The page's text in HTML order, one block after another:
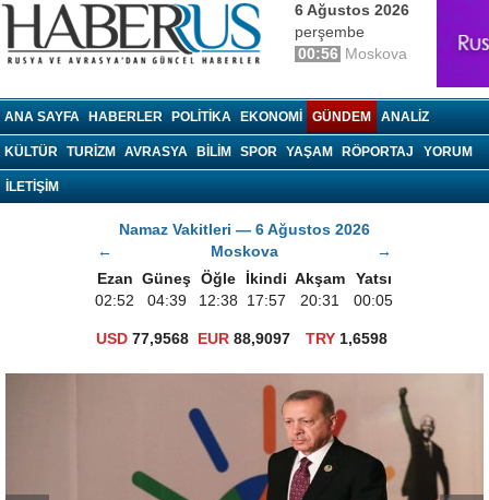
6 Ağustos 2026
perşembe
00:56 Moskova
ANA SAYFA HABERLER POLITIKA EKONOMI GÜNDEM ANALIZ
KÜLTÜR TURIZM AVRASYA BILIM SPOR YAŞAM RÖPORTAJ YORUM
İLETİŞİM
Namaz Vakitleri — 6 Ağustos 2026
←
Moskova
→
Ezan Güneş Öğle İkindi Akşam
Yatsı
02:52
04:39 12:38 17:57 20:31 00:05
USD 77,9568 EUR 88,9097 TRY1,6598